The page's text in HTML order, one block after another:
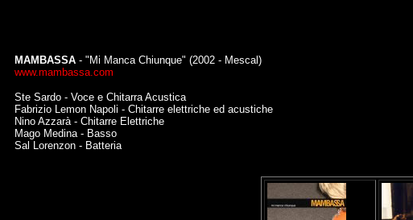
MAMBASSA - "Mi Manca Chiunque" (2002 - Mescal)
www.mambassa.com
Ste Sardo - Voce e Chitarra Acustica
Fabrizio Lemon Napoli - Chitarre elettriche ed acustiche
Nino Azzarà - Chitarre Elettriche
Mago Medina - Basso
Sal Lorenzon - Batteria